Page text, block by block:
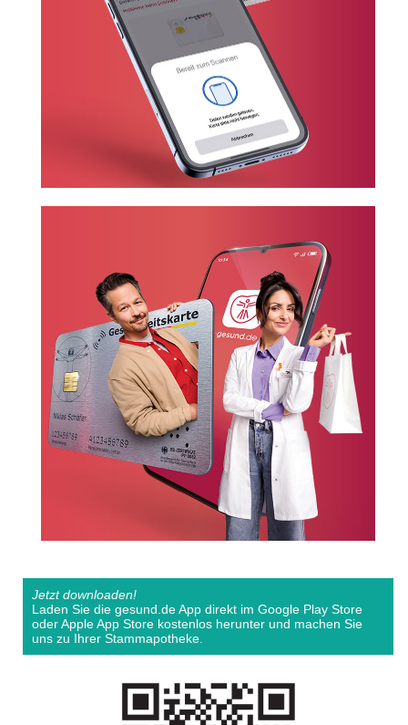
Jetzt downloaden!
Laden Sie die gesund.de App direkt im Google Play Store
oder Apple App Store kostenlos herunter und machen Sie
uns zu Ihrer Stammapotheke.